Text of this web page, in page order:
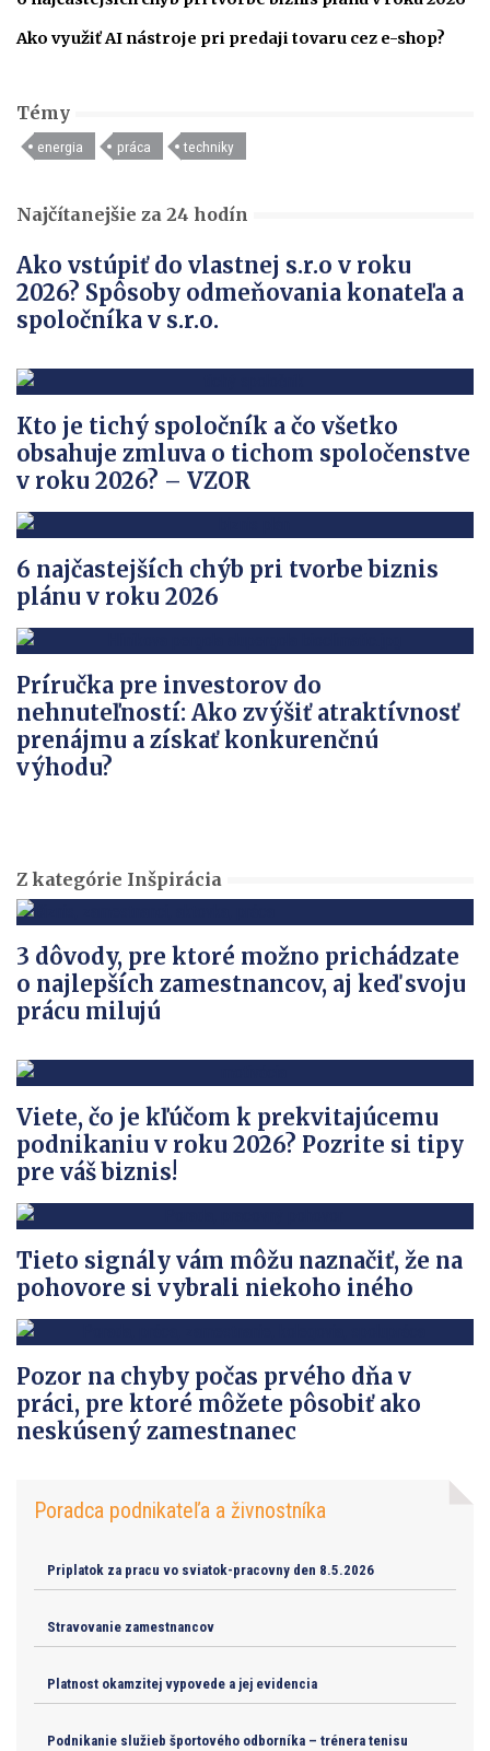
Ako využiť AI nástroje pri predaji tovaru cez e-shop?
Témy
energia práca techniky
Najčítanejšie za 24 hodín
Ako vstúpiť do vlastnej s.r.o v roku
2026? Spôsoby odmeňovania konateľa a
spoločníka v s.r.o.
Kto je tichý spoločník a čo všetko
obsahuje zmluva o tichom spoločenstve
v roku 2026? – VZOR
6 najčastejších chýb pri tvorbe biznis
plánu v roku 2026
Príručka pre investorov do
nehnuteľností: Ako zvýšiť atraktívnosť
prenájmu a získať konkurenčnú
výhodu?
Z kategórie Inšpirácia
3 dôvody, pre ktoré možno prichádzate
o najlepších zamestnancov, aj keď svoju
prácu milujú
Viete, čo je kľúčom k prekvitajúcemu
podnikaniu v roku 2026? Pozrite si tipy
pre váš biznis!
Tieto signály vám môžu naznačiť, že na
pohovore si vybrali niekoho iného
Pozor na chyby počas prvého dňa v
práci, pre ktoré môžete pôsobiť ako
neskúsený zamestnanec
Poradca podnikateľa a živnostníka
Priplatok za pracu vo sviatok-pracovny den 8.5.2026
Stravovanie zamestnancov
Platnost okamzitej vypovede a jej evidencia
Podnikanie služieb športového odborníka – trénera tenisu